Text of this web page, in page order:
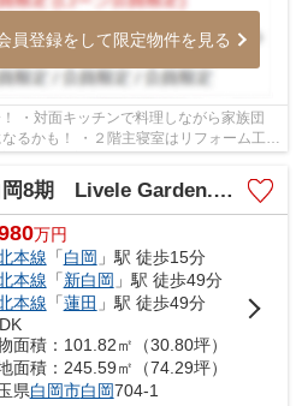
員登録をして限定物件を見る
団
かも！ ・２階主寝室はリフォーム工事
族構成の変化...
Garden.S 新築戸建 全2棟 1号棟
万円
本線 「白岡 」駅 徒歩15分
本線 「新白岡 」駅 徒歩49分
本線 「蓮田 」駅 徒歩49分
面積：101.82㎡（30.80坪）
面積：245.59㎡（74.29坪）
県白岡市白岡704-1